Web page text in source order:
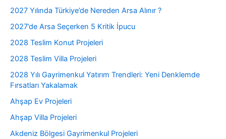
2027 Yılında Türkiye’de Nereden Arsa Alınır ?
2027’de Arsa Seçerken 5 Kritik İpucu
2028 Teslim Konut Projeleri
2028 Teslim Villa Projeleri
2028 Yılı Gayrimenkul Yatırım Trendleri: Yeni Denklemde
Fırsatları Yakalamak
Ahşap Ev Projeleri
Ahşap Villa Projeleri
Akdeniz Bölgesi Gayrimenkul Projeleri